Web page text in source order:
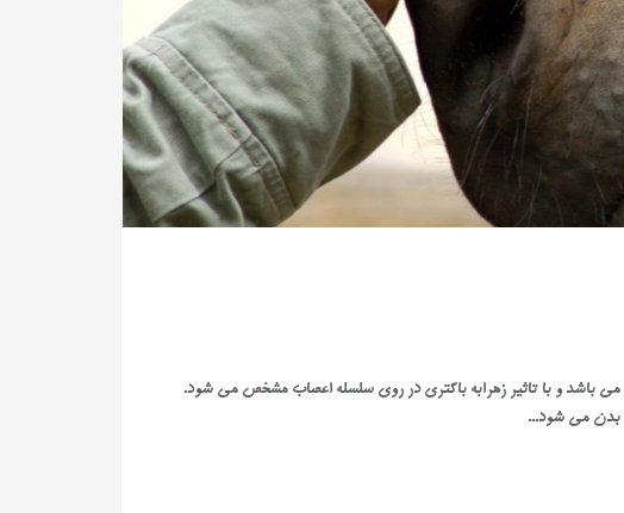
مي باشد و با تاثير زهرابه باکتري در روي سلسله اعصاب مشخص مي شود.
بدن مي شود...